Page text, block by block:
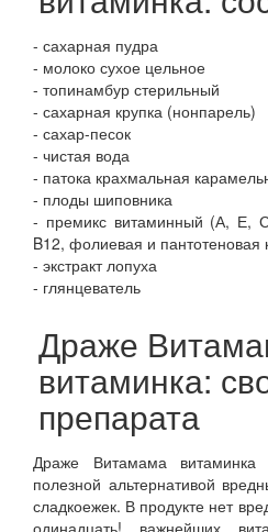
- сахарная пудра
- молоко сухое цельное
- топинамбур стерильный
- сахарная крупка (нонпарель)
- сахар-песок
- чистая вода
- патока крахмальная
- плоды шиповника
- премикс витаминный (А, Е,
B12, фолиевая и пантотеновая
- экстракт лопуха
- глянцеватель
Драже
витаминка:
препарата
Драже Витамама
полезной альтернативой
сладкоежек. В продукте нет
одинадцать! важнейших